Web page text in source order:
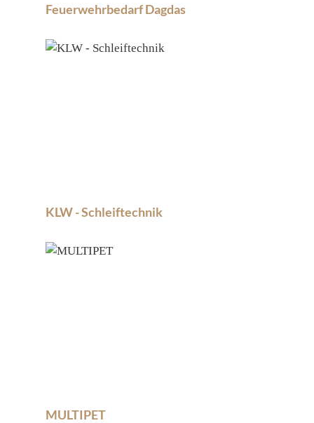
Feuerwehrbedarf Dagdas
KLW - Schleiftechnik
MULTIPET